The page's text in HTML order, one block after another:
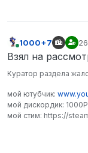
1000+7
Взял на
Куратор раздела
мой ютубчик:
мой дискордик:
мой стим: https://